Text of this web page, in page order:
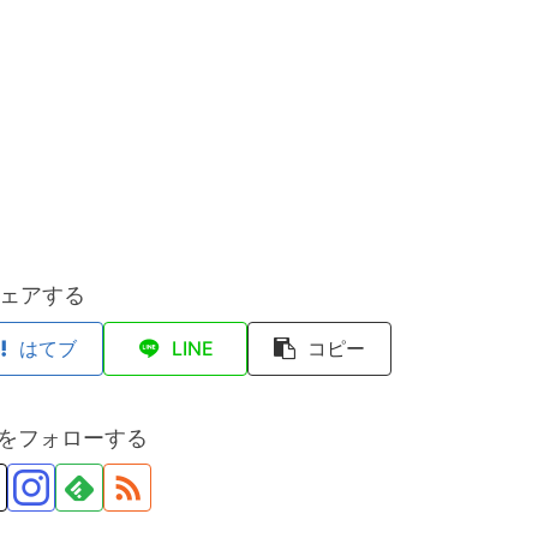
アする
はてブ LINE コピー
フォローする